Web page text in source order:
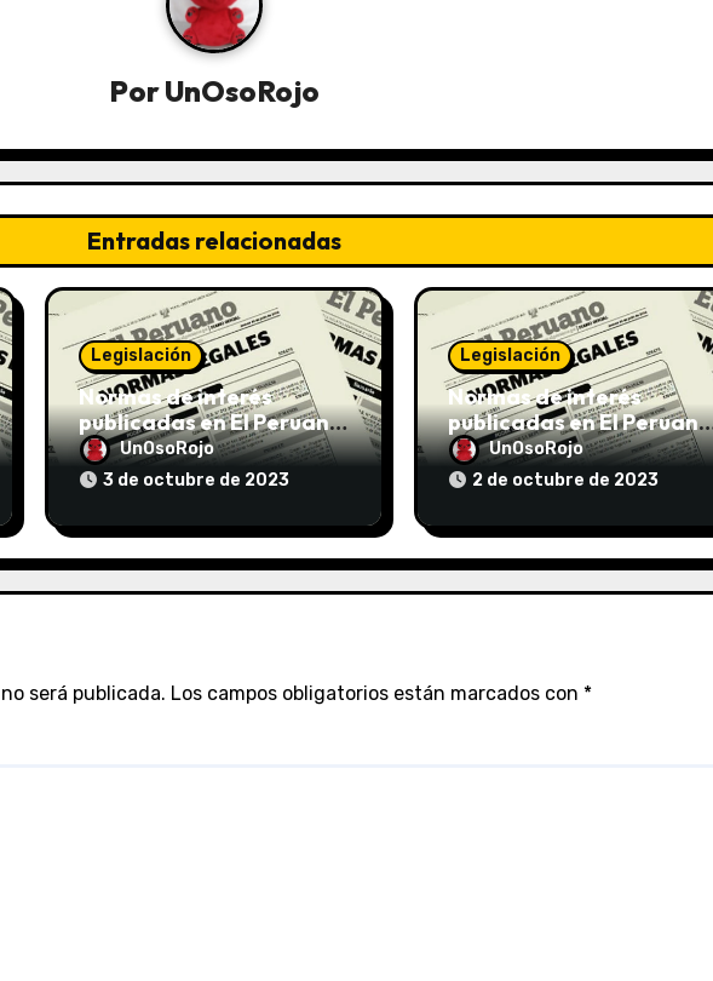
PorUnOsoRojo
Entradas relacionadas
Legislación
Normas de interés
publicadas en El Peruano
el 03/10/2023
UnOsoRojo
3 de octubre de 2023
Legislación
Normas de interés
publicadas en El Peruano
el 02/10/2023
UnOsoRojo
2 de octubre de 2023
será publicada. Los campos obligatorios están marcados con *